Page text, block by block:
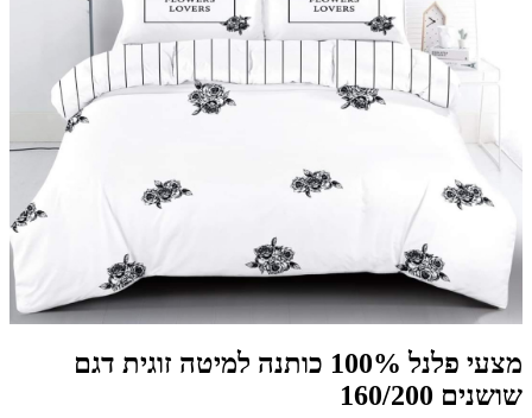
מצעי פלנל 100% כותנה למיטה זוגית דגם
שושנים 160/200